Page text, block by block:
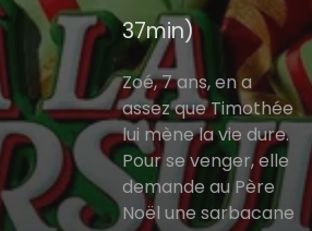
37min)
Zoé, 7 ans, en a
assez que Timothée
lui mène la vie dure.
Pour se venger, elle
demande au Père
Noël une sarbacane